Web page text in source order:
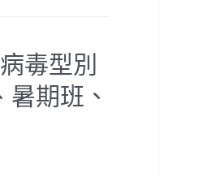
毒型別
期班、